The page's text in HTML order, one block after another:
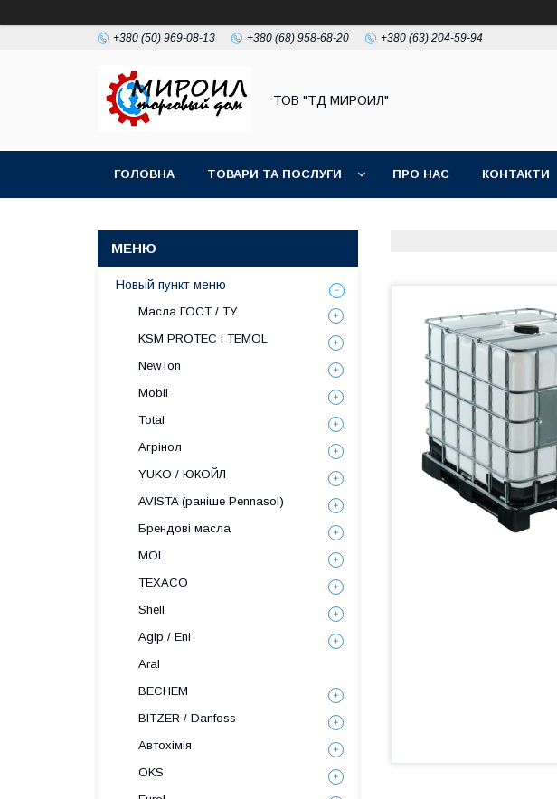
+380 (50) 969-08-13 +380 (68) 958-68-20 +380 (63) 204-59-94
ТОВ "ТД МИРОИЛ"
ГОЛОВНА ТОВАРИ ТА ПОСЛУГИ ПРО НАС КОНТАКТИ
Новый пункт меню
Масла ГОСТ / ТУ
KSM PROTEC і TEMOL
NewTon
Mobil
Total
Агрінол
YUKO / ЮКОЙЛ
AVISTA (раніше Pennasol)
Брендові масла
MOL
TEXACO
Shell
Agip / Eni
Aral
BECHEM
BITZER / Danfoss
Автохімія
OKS